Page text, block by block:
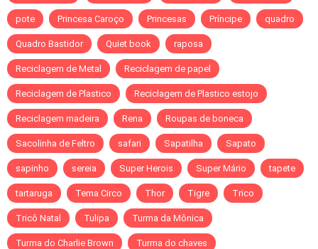
pote Princesa Caroço Princesas Príncipe quadro
Quadro Bastidor Quiet book raposa
Reciclagem de Metal Reciclagem de papel
Reciclagem de Plastico Reciclagem de Plastico estojo
Reciclagem madeira Rena Roupas de boneca
Sacolinha de Feltro safari Sapatilha Sapato
sapinho sereia Super Herois Super Mário tapete
tartaruga Tema Circo Thor Tigre Trico
Tricô Natal Tulipa Turma da Mônica
Turma do Charlie Brown Turma do chaves